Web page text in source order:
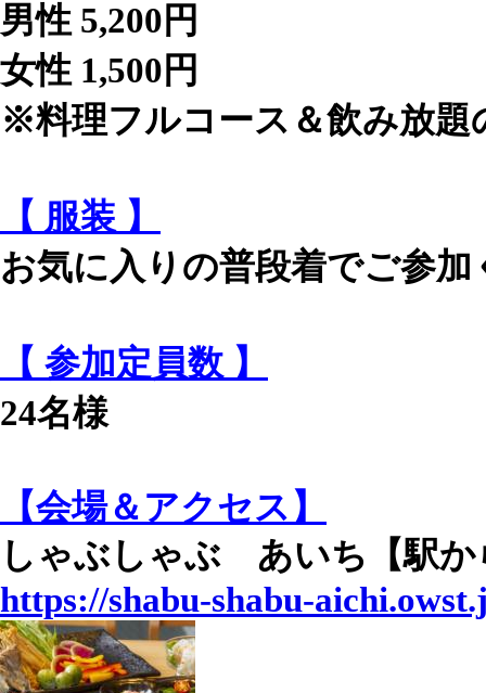
男性 5,200円
女性 1,500円
※料理フルコース＆飲み放題
【 服装 】
お気に入りの普段着でご参加
【 参加定員数 】
24名様
【会場＆アクセス】
しゃぶしゃぶ あいち【駅か
https://shabu-shabu-